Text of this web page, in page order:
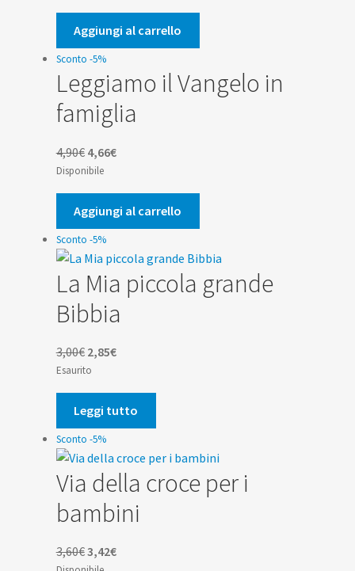
originale
era:
3,50€.
attuale
è:
3,33€.
Aggiungi al carrello
Sconto -5%
Leggiamo il Vangelo in
famiglia
4,90€ Il
prezzo
originale
era:
4,90€.
4,66€Il
attuale
è:
4,66€.
Disponibile
Aggiungi al carrello
Sconto -5%
La Mia piccola grande
Bibbia
3,00€ Il
prezzo
originale
era:
3,00€.
2,85€Il
attuale
è:
2,85€.
Esaurito
Leggi tutto
Sconto -5%
Via della croce per i
bambini
3,60€Il
3,42€Il